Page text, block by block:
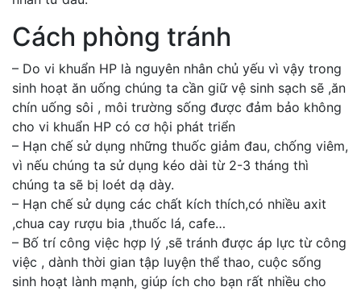
Cách phòng tránh
– Do vi khuẩn HP là nguyên nhân chủ yếu vì vậy trong
sinh hoạt ăn uống chúng ta cần giữ vệ sinh sạch sẽ ,ăn
chín uống sôi , môi trường sống được đảm bảo không
cho vi khuẩn HP có cơ hội phát triển
– Hạn chế sử dụng những thuốc giảm đau, chống viêm,
vì nếu chúng ta sử dụng kéo dài từ 2-3 tháng thì
chúng ta sẽ bị loét dạ dày.
– Hạn chế sử dụng các chất kích thích,có nhiều axit
,chua cay rượu bia ,thuốc lá, cafe…
– Bố trí công việc hợp lý ,sẽ tránh được áp lực từ công
việc , dành thời gian tập luyện thể thao, cuộc sống
sinh hoạt lành mạnh, giúp ích cho bạn rất nhiều cho